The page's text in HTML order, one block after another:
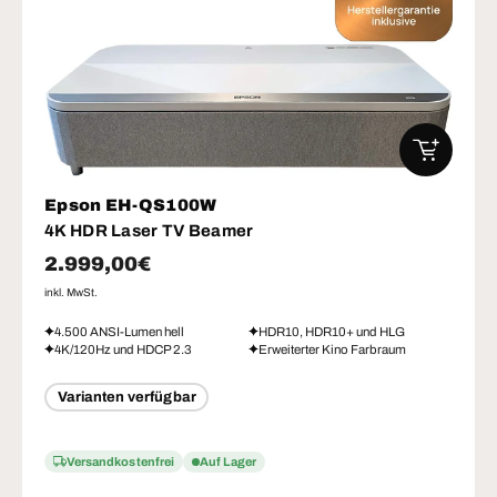
Epson EH-QS100W
4K HDR Laser TV Beamer
Normaler Preis
2.999,00€
inkl. MwSt.
4.500 ANSI-Lumen hell
HDR10, HDR10+ und HLG
4K/120Hz und HDCP 2.3
Erweiterter Kino Farbraum
Varianten verfügbar
Versandkostenfrei Auf Lager
IN DEN